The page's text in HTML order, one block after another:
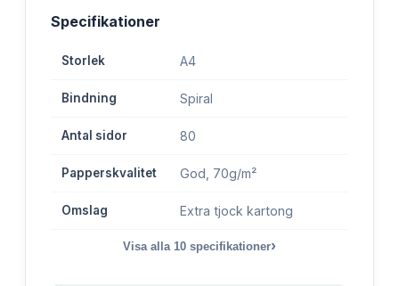
Specifikationer
Storlek A4
Bindning Spiral
Antal sidor 80
Papperskvalitet God, 70g/m²
Omslag Extra tjock kartong
Visa alla 10 specifikationer›